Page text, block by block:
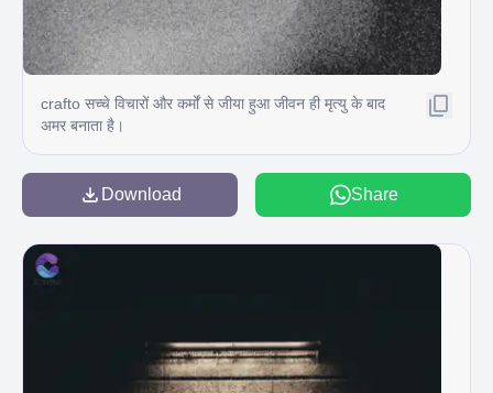
crafto सच्चे विचारों और कर्मों से जीया हुआ जीवन ही मृत्यु के बाद
अमर बनाता है।
Download Share